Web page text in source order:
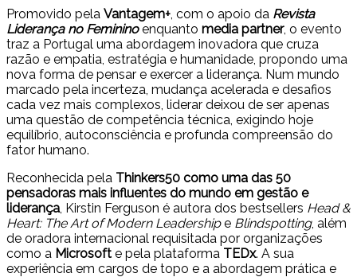
Promovido pela Vantagem+, com o apoio da Revista
Liderança no Femininoenquanto media partner, o evento
traz a Portugal uma abordagem inovadora que cruza
razão e empatia, estratégia e humanidade, propondo uma
nova forma de pensar e exercer a liderança. Num mundo
marcado pela incerteza, mudança acelerada e desafios
cada vez mais complexos, liderar deixou de ser apenas
uma questão de competência técnica, exigindo hoje
equilíbrio, autoconsciência e profunda compreensão do
fator humano.
Reconhecida pela Thinkers50 como uma das 50
pensadoras mais influentes do mundo em gestão e
liderança, Kirstin Ferguson é autora dos bestsellers Head &
Heart: The Art of Modern Leadershipe Blindspotting, além
de oradora internacional requisitada por organizações
como a Microsoft e pela plataforma TEDx. A sua
experiência em cargos de topo e a abordagem prática e